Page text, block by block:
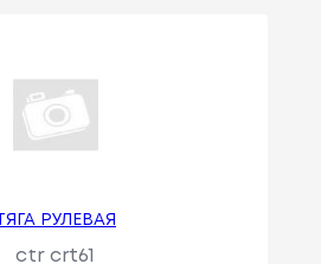
ТЯГА РУЛЕВАЯ
ctr crt61